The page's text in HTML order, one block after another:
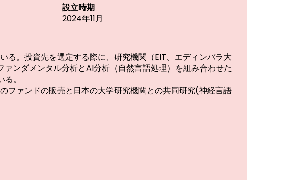
設立時期
2024年11月
。投資先を選定する際に、研究機関（EIT、エディンバラ大
ンダメンタル分析とAI分析（自然言語処理）を組み合わせた
。
ァンドの販売と日本の大学研究機関との共同研究(神経言語